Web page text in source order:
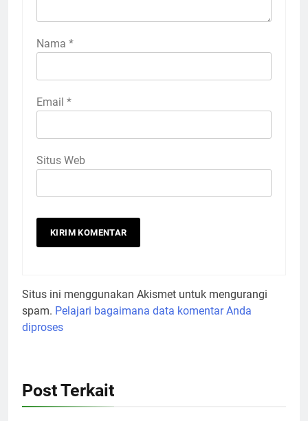
Nama *
Email *
Situs Web
Situs ini menggunakan Akismet untuk mengurangi
spam. Pelajari bagaimana data komentar Anda
diproses
Post Terkait